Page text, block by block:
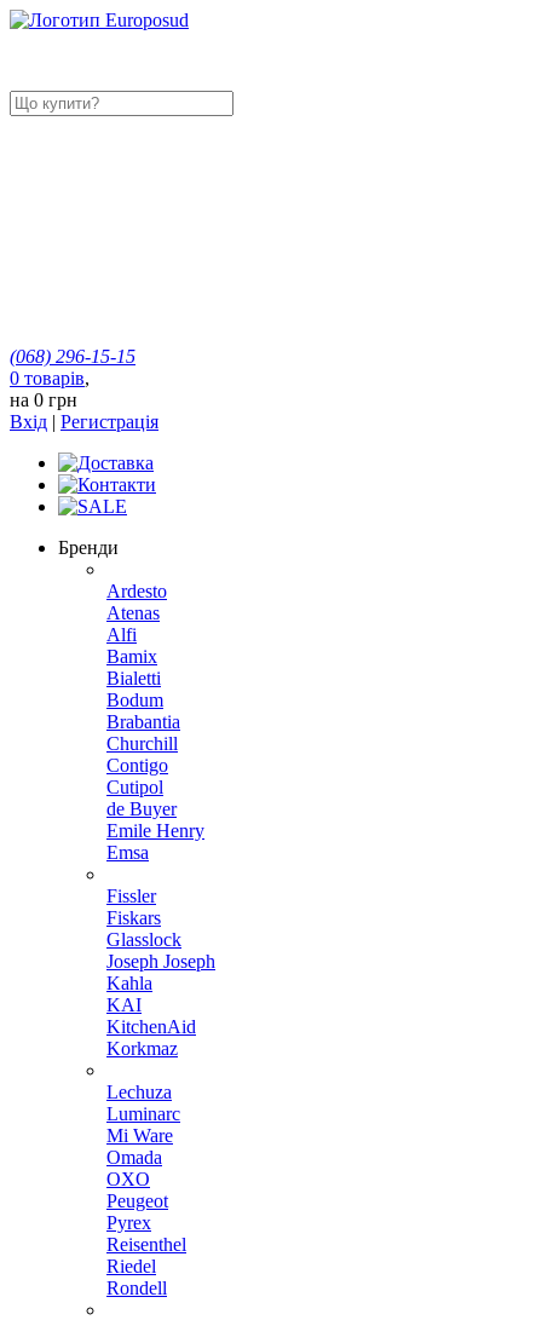
(068) 296-15-15
0 товарів,
на 0 грн
Вхід | Регистрація
Бренди
Ardesto
Atenas
Alfi
Bamix
Bialetti
Bodum
Brabantia
Churchill
Contigo
Cutipol
de Buyer
Emile Henry
Emsa
Fissler
Fiskars
Glasslock
Joseph Joseph
Kahla
KAI
KitchenAid
Korkmaz
Lechuza
Luminarc
Mi Ware
Omada
OXO
Peugeot
Pyrex
Reisenthel
Riedel
Rondell